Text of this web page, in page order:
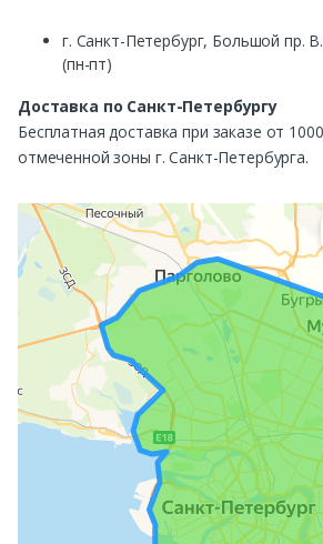
г. Санкт-Петербург, Большой пр.
(пн-пт)
Доставка по Санкт-Петербургу
Бесплатная доставка при заказе от
отмеченной зоны г. Санкт-Петербурга.